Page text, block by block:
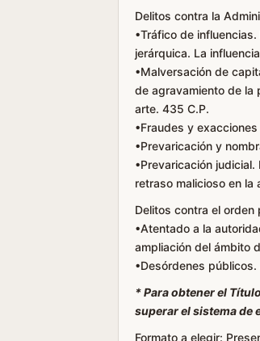
Delitos contra la
•Tráfico de
jerárquica. La
•Malversación de
de agravamiento de la
arte. 435 C.P.
•Fraudes y
•Prevaricación y
•Prevaricación
retraso malicioso en la
Delitos contra el orden
•Atentado a la
ampliación del ámbito
•Desórdenes
* Para obtener el
superar el sistema de
Formato a elegir: